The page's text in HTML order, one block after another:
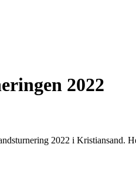
2022
2022 i Kristiansand.